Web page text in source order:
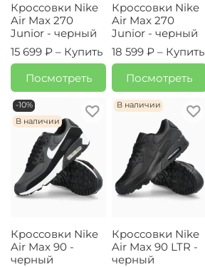
Кроссовки Nike
Air Max 270
Junior - черный
15 699 ₽ – Купить
Посмотреть
Кроссовки Nike
Air Max 270
Junior - черный
18 599 ₽ – Купить
Посмотреть
-10%
В наличии
Кроссовки Nike
Air Max 90 -
черный
В наличии
Кроссовки Nike
Air Max 90 LTR -
черный